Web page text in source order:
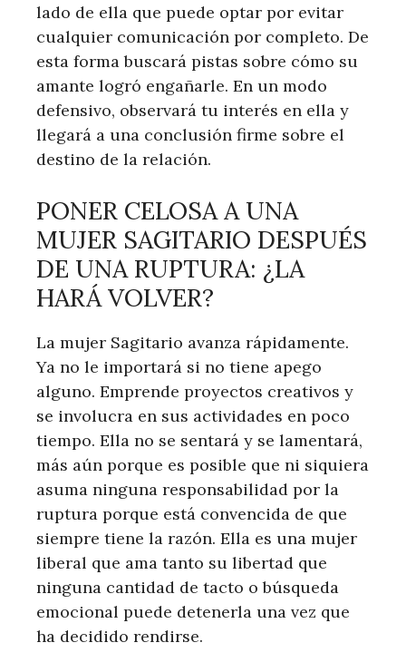
lado de ella que puede optar por evitar
cualquier comunicación por completo. De
esta forma buscará pistas sobre cómo su
amante logró engañarle. En un modo
defensivo, observará tu interés en ella y
llegará a una conclusión firme sobre el
destino de la relación.
PONER CELOSA A UNA
MUJER SAGITARIO DESPUÉS
DE UNA RUPTURA: ¿LA
HARÁ VOLVER?
La mujer Sagitario avanza rápidamente.
Ya no le importará si no tiene apego
alguno. Emprende proyectos creativos y
se involucra en sus actividades en poco
tiempo. Ella no se sentará y se lamentará,
más aún porque es posible que ni siquiera
asuma ninguna responsabilidad por la
ruptura porque está convencida de que
siempre tiene la razón. Ella es una mujer
liberal que ama tanto su libertad que
ninguna cantidad de tacto o búsqueda
emocional puede detenerla una vez que
ha decidido rendirse.